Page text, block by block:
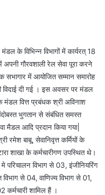
के विभिन्न विभागों में कार्यरत् 18
गौरवशाली रेल सेवा पूरा करने
में आयोजित सम्मान समारोह
विदाई दी गई । इस अवसर पर मंडल
मंडल वित्त प्रबंधक श्री अविनाश
बंदोबस्त भुगतान से संबंधित समस्त
मैडल आदि प्रदान किया गया|
रमेश बाबू, सेवानिवृत्त कर्मियों के
शाखा के कर्मचारीगण उपस्थित थे।
परिचालन विभाग से 03, इंजीनियरिंग
से 04, वाणिज्य विभाग से 01,
कर्मचारी शामिल हैं ।